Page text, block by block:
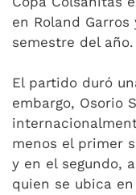
en Roland
semestre del año.
El partido duró
embargo, Osorio
menos el primer
y en el segundo,
quien se ubica